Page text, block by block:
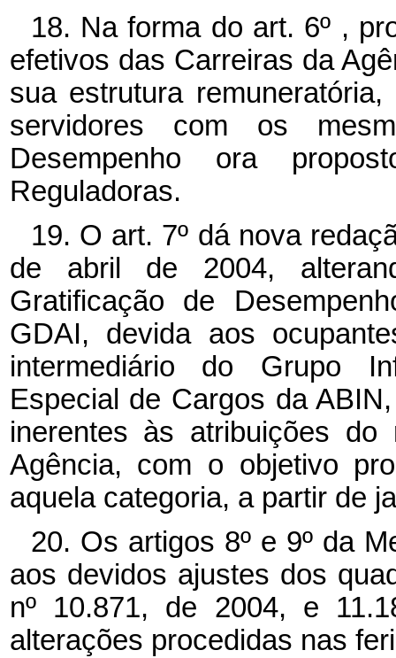
18. Na forma do art. 6º ,
efetivos das Carreiras da
sua estrutura
servidores com os
Desempenho ora
Reguladoras.
19. O art. 7º dá nova
de abril de 2004,
Gratificação de
GDAI, devida aos
intermediário do Grupo
Especial de Cargos da
inerentes às atribuições
Agência, com o objetivo
aquela categoria, a partir de
20. Os artigos 8º e 9º da
aos devidos ajustes dos
nº 10.871, de 2004, e
alterações procedidas nas